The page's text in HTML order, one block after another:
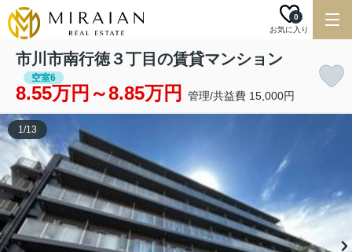
お気に入り
0
市川市南行徳３丁目の賃貸マンション
空室6
8.55万円～8.85万円 管理/共益費 15,000円
1/13